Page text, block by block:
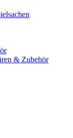
& Zubehör